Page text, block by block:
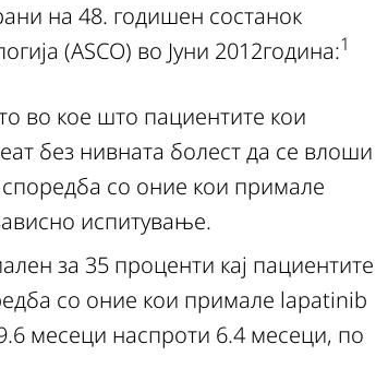
на 48. годишен состанок
(ASCO) во Јуни 2012година:1
во кое што пациентите кои
без нивната болест да се влоши
со оние кои примале
испитување.
за 35 проценти кај пациентите
со оние кои примале lapatinib
месеци наспроти 6.4 месеци, по